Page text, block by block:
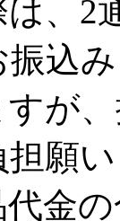
、2
込
が
願
金の